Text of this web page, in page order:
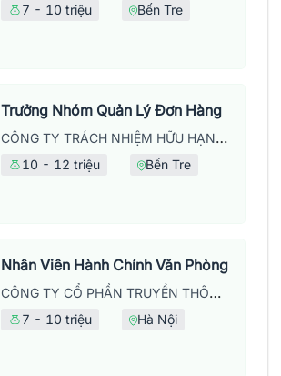
7 - 10 triệu Bến Tre
Trưởng Nhóm Quản Lý Đơn Hàng
CÔNG TY TRÁCH NHIỆM HỮU HẠN MAY MẶC ALLIANCE ONE
10 - 12 triệu Bến Tre
Nhân Viên Hành Chính Văn Phòng
CÔNG TY CỔ PHẦN TRUYỀN THÔNG VÀ CÔNG NGHỆ AHA
7 - 10 triệu Hà Nội